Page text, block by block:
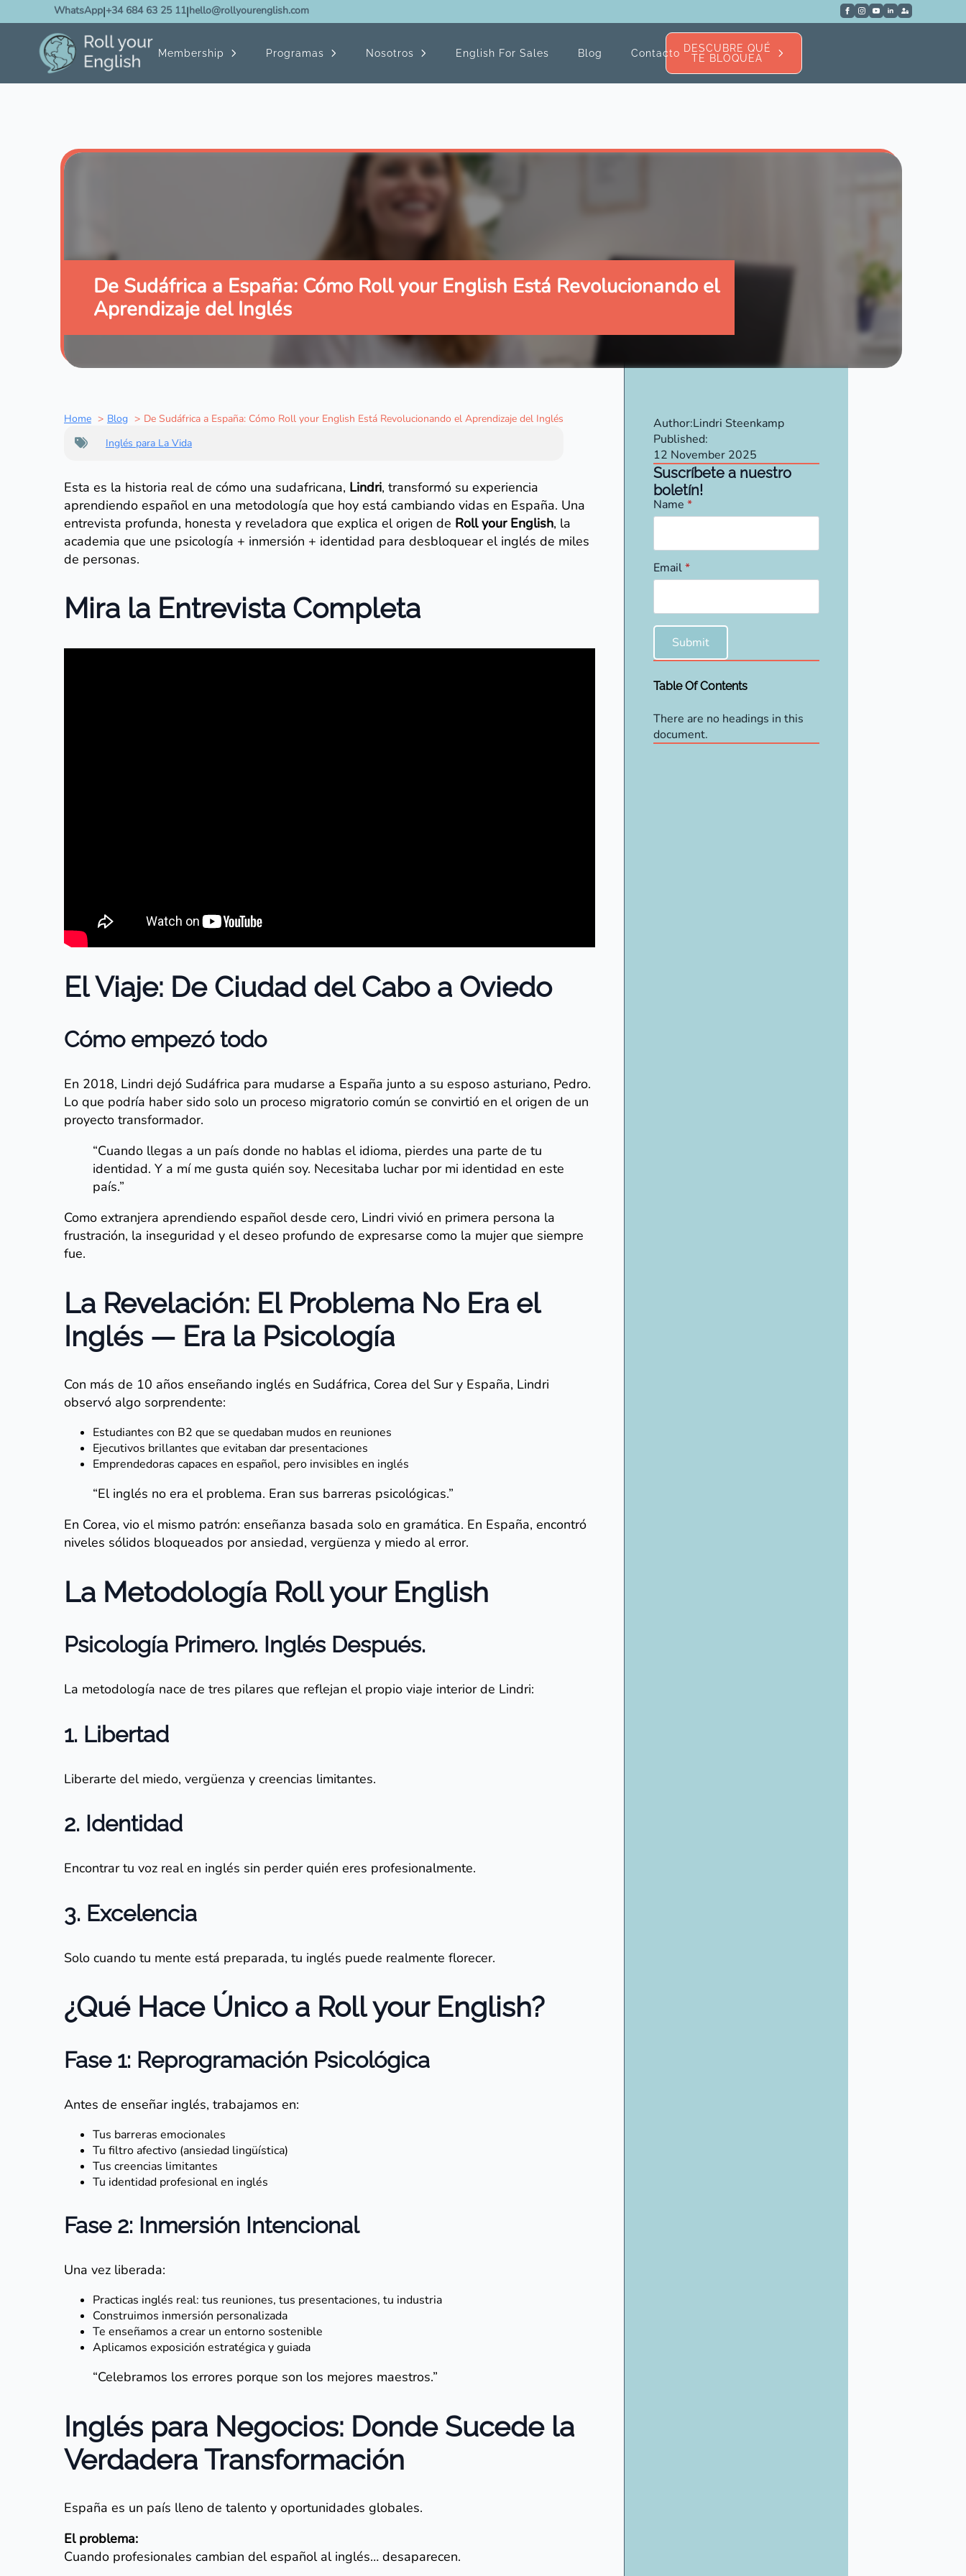
WhatsApp|+34 684 63 25 11|hello@rollyourenglish.com
Membership Programas Nosotros English For Sales Blog Contacto DESCUBRE QUÉ
TE BLOQUEA
De Sudáfrica a España: Cómo Roll your English Está Revolucionando el
Aprendizaje del Inglés
Home Blog
De Sudáfrica a España: Cómo Roll your English Está Revolucionando el Aprendizaje del Inglés
Inglés para La Vida
Esta es la historia real de cómo una sudafricana, Lindri, transformó su experiencia
aprendiendo español en una metodología que hoy está cambiando vidas en España. Una
entrevista profunda, honesta y reveladora que explica el origen de Roll your English, la
academia que une psicología + inmersión + identidad para desbloquear el inglés de miles
de personas.
Mira la Entrevista Completa
El Viaje: De Ciudad del Cabo a Oviedo
Cómo empezó todo
En 2018, Lindri dejó Sudáfrica para mudarse a España junto a su esposo asturiano, Pedro.
Lo que podría haber sido solo un proceso migratorio común se convirtió en el origen de un
proyecto transformador.
“Cuando llegas a un país donde no hablas el idioma, pierdes una parte de tu
identidad. Y a mí me gusta quién soy. Necesitaba luchar por mi identidad en este
país.”
Como extranjera aprendiendo español desde cero, Lindri vivió en primera persona la
frustración, la inseguridad y el deseo profundo de expresarse como la mujer que siempre
fue.
La Revelación: El Problema No Era el
Inglés — Era la Psicología
Con más de 10 años enseñando inglés en Sudáfrica, Corea del Sur y España, Lindri
observó algo sorprendente:
Estudiantes con B2 que se quedaban mudos en reuniones
Ejecutivos brillantes que evitaban dar presentaciones
Emprendedoras capaces en español, pero invisibles en inglés
“El inglés no era el problema. Eran sus barreras psicológicas.”
En Corea, vio el mismo patrón: enseñanza basada solo en gramática. En España, encontró
niveles sólidos bloqueados por ansiedad, vergüenza y miedo al error.
La Metodología Roll your English
Psicología Primero. Inglés Después.
La metodología nace de tres pilares que reflejan el propio viaje interior de Lindri:
1. Libertad
Liberarte del miedo, vergüenza y creencias limitantes.
2. Identidad
Encontrar tu voz real en inglés sin perder quién eres profesionalmente.
3. Excelencia
Solo cuando tu mente está preparada, tu inglés puede realmente florecer.
¿Qué Hace Único a Roll your English?
Fase 1: Reprogramación Psicológica
Antes de enseñar inglés, trabajamos en:
Tus barreras emocionales
Tu filtro afectivo (ansiedad lingüística)
Tus creencias limitantes
Tu identidad profesional en inglés
Fase 2: Inmersión Intencional
Una vez liberada:
Practicas inglés real: tus reuniones, tus presentaciones, tu industria
Construimos inmersión personalizada
Te enseñamos a crear un entorno sostenible
Aplicamos exposición estratégica y guiada
“Celebramos los errores porque son los mejores maestros.”
Inglés para Negocios: Donde Sucede la
Verdadera Transformación
España es un país lleno de talento y oportunidades globales.
El problema:
Cuando profesionales cambian del español al inglés… desaparecen.
Author:Lindri Steenkamp
Published:
12 November 2025
Suscríbete a nuestro
boletín!
Name *
Email*
Submit
Table Of Contents
There are no headings in this
document.